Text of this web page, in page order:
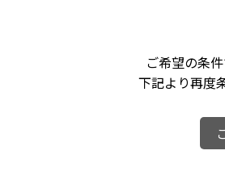
ご希望の条
下記より再度